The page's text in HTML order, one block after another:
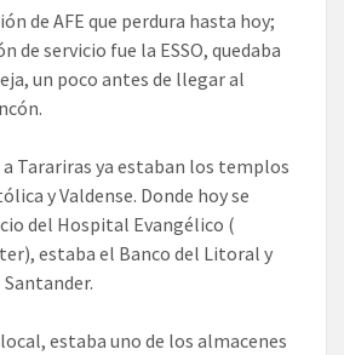
de AFE que perdura hasta hoy;
de servicio fue la ESSO, quedaba
un poco antes de llegar al
Tarariras ya estaban los templos
y Valdense. Donde hoy se
del Hospital Evangélico (
estaba el Banco del Litoral y
estaba uno de los almacenes